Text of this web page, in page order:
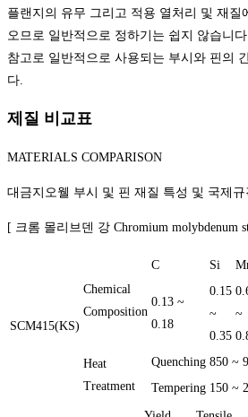
플랜지의 유무 그리고 적용 열처리 및 재질
오므로 일반적으로 정하기는 쉽지 않습니
참고로 일반적으로 사용되는 부시와 핀의
다.
제질 비교표
MATERIALS COMPARISON
대금지오웰 부시 및 핀 재질 특성 및 국제규
[ 크롬 몰리브덴 강 Chromium molybdenum
SCM415(KS)
Chemical
Composition
C Si
0.13 ~
0.18
0.15
~
0.35
~
Heat
Treatment
Quenching 850 ~
Tempering 150 ~